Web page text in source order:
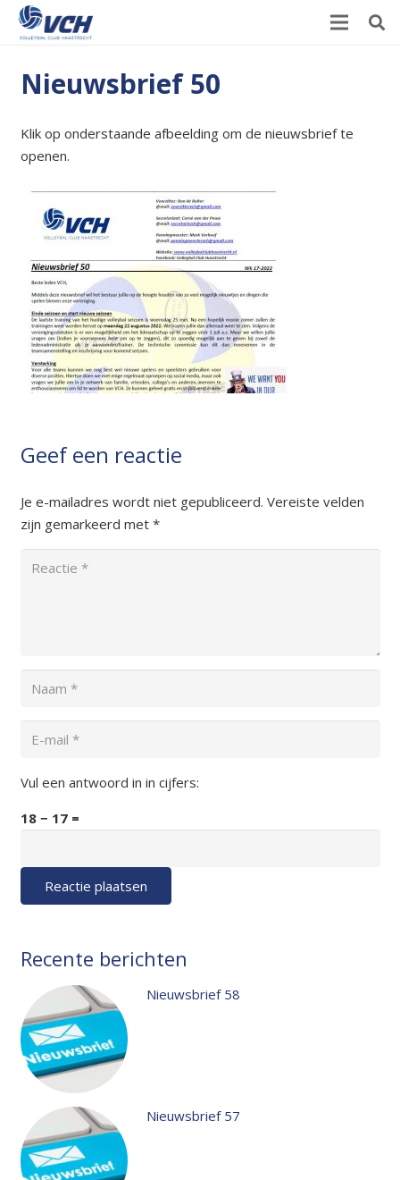
Nieuwsbrief 50
Klik op onderstaande afbeelding om de nieuwsbrief te
openen.
Geef een reactie
Je e-mailadres wordt niet gepubliceerd. Vereiste velden
zijn gemarkeerd met *
Vul een antwoord in in cijfers:
18 − 17 =
Reactie plaatsen
Recente berichten
Nieuwsbrief 58
Nieuwsbrief 57